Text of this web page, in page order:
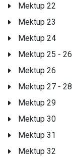
Mektup 22
Mektup 23
Mektup 24
Mektup 25 - 26
Mektup 26
Mektup 27 - 28
Mektup 29
Mektup 30
Mektup 31
Mektup 32